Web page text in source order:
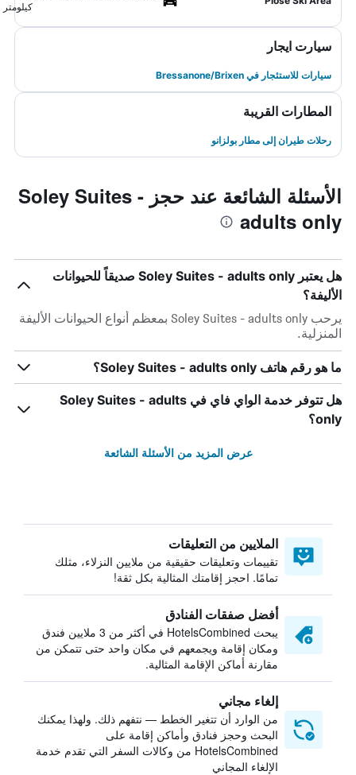
كيلومتر
سيارت ايجار
سيارات للاستئجار في Bressanone/Brixen
المطارات القريبة
رحلات طيران إلى مطار بولزانو
الأسئلة الشائعة عند حجز Soley Suites -
adults only
هل يعتبر Soley Suites - adults only صديقاً للحيوانات
الأليفة؟
يرحب Soley Suites - adults only بمعظم أنواع الحيوانات الأليفة
المنزلية.
ما هو رقم هاتف Soley Suites - adults only؟
هل تتوفر خدمة الواي فاي في Soley Suites - adults
only؟
عرض المزيد من الأسئلة الشائعة
الملايين من التعليقات
تقييمات وتعليقات حقيقية من ملايين النزلاء، مثلك
تمامًا. احجز إقامتك المثالية بكل ثقة!
أفضل صفقات الفنادق
يبحث HotelsCombined في أكثر من 3 ملايين فندق
ومكان إقامة ويجمعهم في مكان واحد حتى تتمكن من
مقارنة أماكن الإقامة المثالية.
إلغاء مجاني
من الوارد أن تتغير الخطط — نتفهم ذلك. ولهذا يمكنك
البحث وحجز فنادق وأماكن إقامة على
HotelsCombined من وكالات السفر التي تقدم خدمة
الإلغاء المجاني